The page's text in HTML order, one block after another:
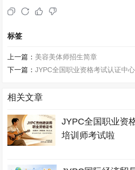
标签
上一篇： 美容美体师招生简章
下一篇：JYPC全国职业资格考试认证中
相关文章
JYPC全国职业资
培训师考试啦